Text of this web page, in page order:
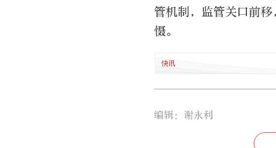
管机制，监管关口前
慑。
快讯
编辑：谢永利